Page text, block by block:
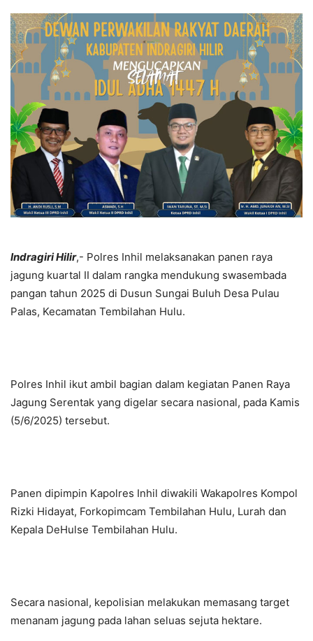
Indragiri Hilir,- Polres Inhil melaksanakan panen raya
jagung kuartal II dalam rangka mendukung swasembada
pangan tahun 2025 di Dusun Sungai Buluh Desa Pulau
Palas, Kecamatan Tembilahan Hulu.
Polres Inhil ikut ambil bagian dalam kegiatan Panen Raya
Jagung Serentak yang digelar secara nasional, pada Kamis
(5/6/2025) tersebut.
Panen dipimpin Kapolres Inhil diwakili Wakapolres Kompol
Rizki Hidayat, Forkopimcam Tembilahan Hulu, Lurah dan
Kepala DeHulse Tembilahan Hulu.
Secara nasional, kepolisian melakukan memasang target
menanam jagung pada lahan seluas sejuta hektare.